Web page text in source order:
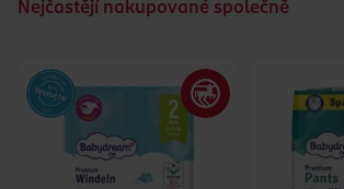
Nejčastějí nakupované společně